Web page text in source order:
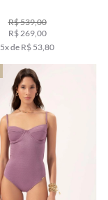
R$ 539,00
R$ 269,00
5x de R$ 53,80